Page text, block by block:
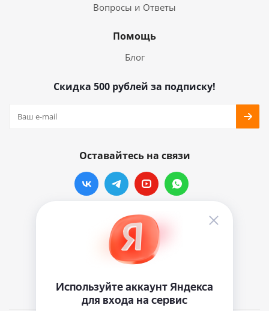
Вопросы и Ответы
Помощь
Блог
Скидка 500 рублей за подписку!
Оставайтесь на связи
Наши контакты
info@vinylmarkt.ru